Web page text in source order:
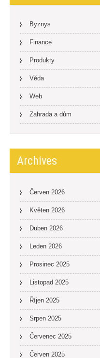
Byznys
Finance
Produkty
Věda
Web
Zahrada a dům
Archives
Červen 2026
Květen 2026
Duben 2026
Leden 2026
Prosinec 2025
Listopad 2025
Říjen 2025
Srpen 2025
Červenec 2025
Červen 2025